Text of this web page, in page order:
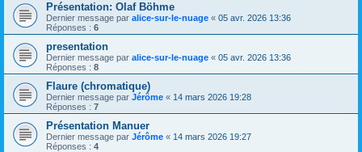
Présentation: Olaf Böhme
Dernier message par alice-sur-le-nuage « 05 avr. 2026 13:36
Réponses : 6
presentation
Dernier message par alice-sur-le-nuage « 05 avr. 2026 13:36
Réponses : 8
Flaure (chromatique)
Dernier message par Jérôme « 14 mars 2026 19:28
Réponses : 7
Présentation Manuer
Dernier message par Jérôme « 14 mars 2026 19:27
Réponses : 4